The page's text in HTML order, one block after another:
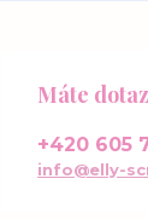
Máte
+420 605
info@elly-